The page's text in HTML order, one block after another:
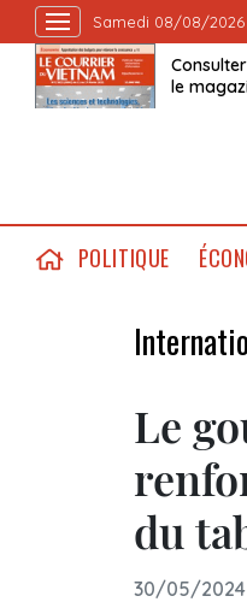
Samedi 08/08/2026
Consulter
le
POLITIQUE
Le
du
30/05/2024